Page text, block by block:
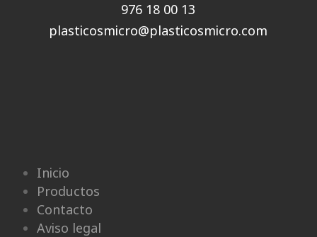
976 18 00 13
plasticosmicro@plasticosmicro.com
Inicio
Productos
Contacto
Aviso legal